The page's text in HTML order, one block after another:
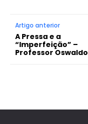
Artigo anterior
A Pressa e a
“Imperfeição” –
Professor Oswaldo